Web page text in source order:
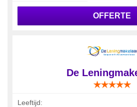
OFFERTE
De
Leeftijd: